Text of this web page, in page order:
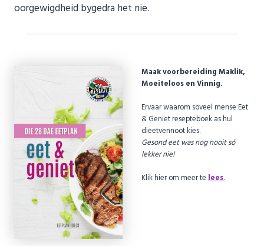
oorgewigdheid bygedra het nie.
Maak voorbereiding Maklik,
Moeiteloos en Vinnig.
Ervaar waarom soveel mense Eet
& Geniet resepteboek as hul
dieetvennoot kies.
Gesond eet was nog nooit só
lekker nie!
Klik hier om meer te lees.